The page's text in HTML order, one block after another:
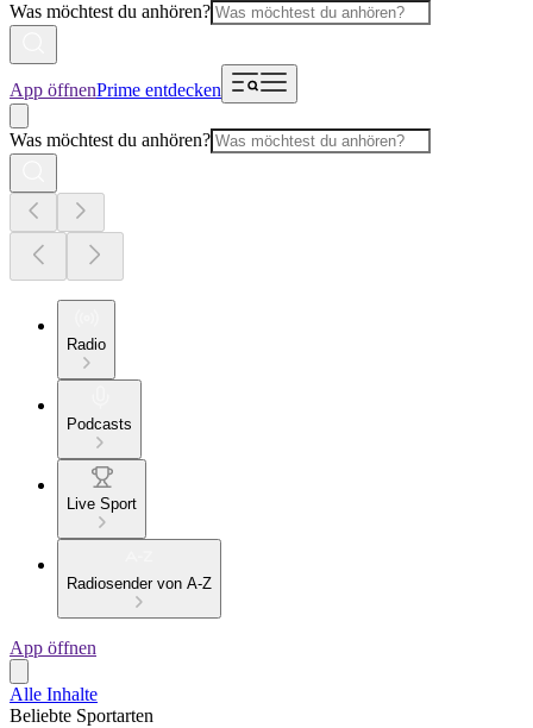
Was möchtest du anhören?
App öffnenPrime entdecken
Was möchtest du anhören?
Radio
Podcasts
Live Sport
Radiosender von A-Z
App öffnen
Alle Inhalte
Beliebte Sportarten